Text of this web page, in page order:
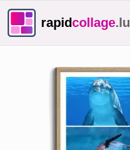
rapidcollage.lu